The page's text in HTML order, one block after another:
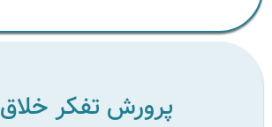
پرورش تفکر خلاق